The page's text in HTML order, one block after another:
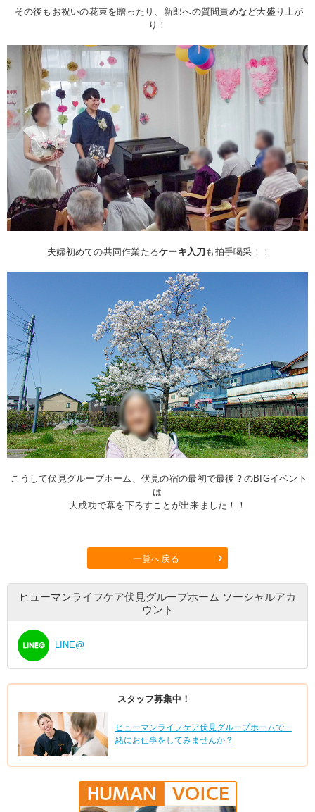
その後もお祝いの花束を贈ったり、新郎への質問責めなど大盛り上が
り！
夫婦初めての共同作業たるケーキ入刀 も拍手喝采！！
こうして伏見グループホーム、伏見の宿の最初で最後？のBIGイベント
は
大成功で幕を下ろすことが出来ました！！
一覧へ戻る
ヒューマンライフケア伏見グループホーム ソーシャルアカ
ウント
LINE@
スタッフ募集中！
ヒューマンライフケア伏見グループホームで一
緒にお仕事をしてみませんか？